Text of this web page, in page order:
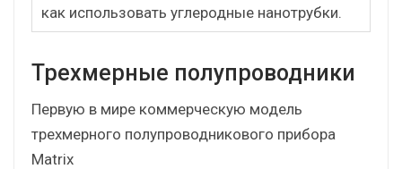
как использовать углеродные нанотрубки.
Трехмерные полупроводники
Первую в мире коммерческую модель
трехмерного полупроводникового прибора
Matrix